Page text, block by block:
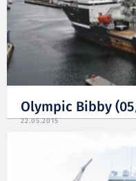
Olympic Bibby
22.05.2015